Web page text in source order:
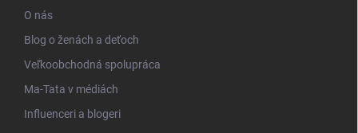
O nás
Blog o ženách a deťoch
Veľkoobchodná spolupráca
Ma-Tata v médiách
Influenceri a blogeri